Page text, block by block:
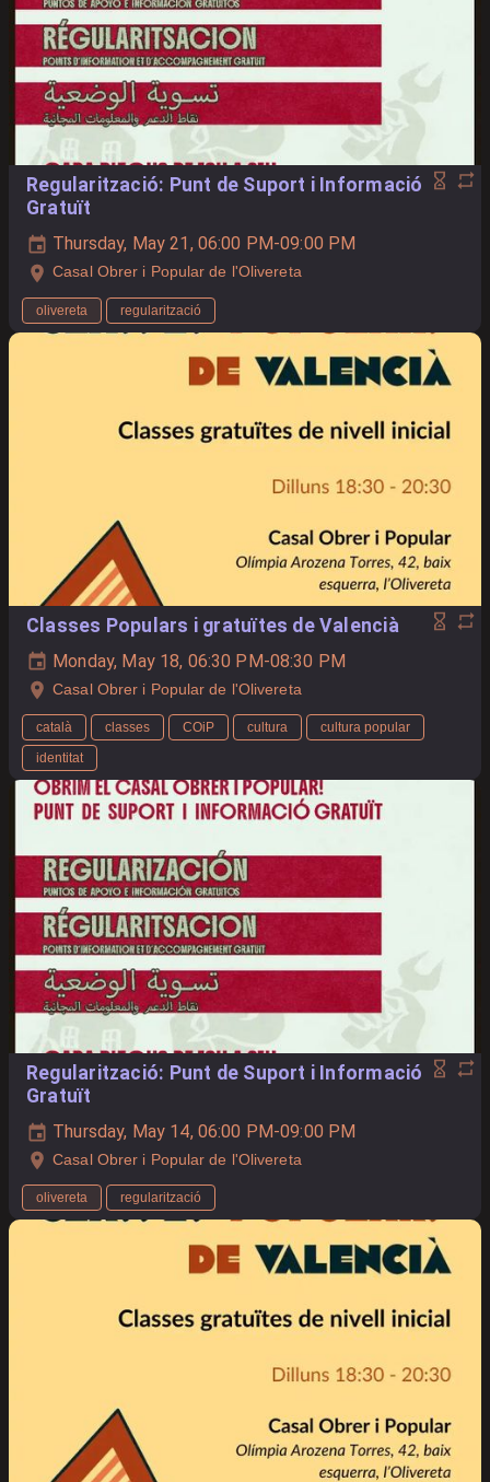
Regularització: Punt de Suport i Informació
Gratuït
Thursday, May 21, 06:00 PM-09:00 PM
Casal Obrer i Popular de l'Olivereta
olivereta regularització
Classes Populars i gratuïtes de Valencià
Monday, May 18, 06:30 PM-08:30 PM
Casal Obrer i Popular de l'Olivereta
català classes COiP cultura
cultura popular
identitat
Regularització: Punt de Suport i Informació
Gratuït
Thursday, May 14, 06:00 PM-09:00 PM
Casal Obrer i Popular de l'Olivereta
olivereta regularització